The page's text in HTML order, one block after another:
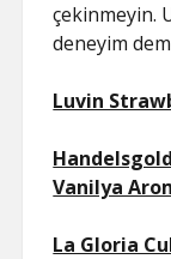
çekinmeyin.
deneyim
Luvin
Vanilya
La Gloria